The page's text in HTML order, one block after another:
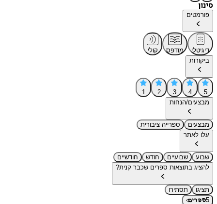
סינון
פורמטים
דיגיטלי מודפס
קולי
ביקורות
5
4
3
2
1
מבצעים/הנחות
מבצעים
ספרייה ציבורית
עלו לאתר
שבוע שבועיים חודש
חודשיים
להציג בתוצאות ספרים שכבר קנית?
תציגו
תסתירו
5ספרים›